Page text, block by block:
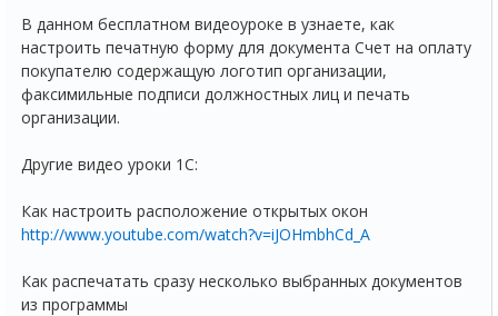
В данном бесплатном видеоуроке в узнаете, как
настроить печатную форму для документа Счет на оплату
покупателю содержащую логотип организации,
факсимильные подписи должностных лиц и печать
организации.
Другие видео уроки 1С:
Как настроить расположение открытых окон
http://www.youtube.com/watch?v=iJOHmbhCd_A
Как распечатать сразу несколько выбранных документов
из программы